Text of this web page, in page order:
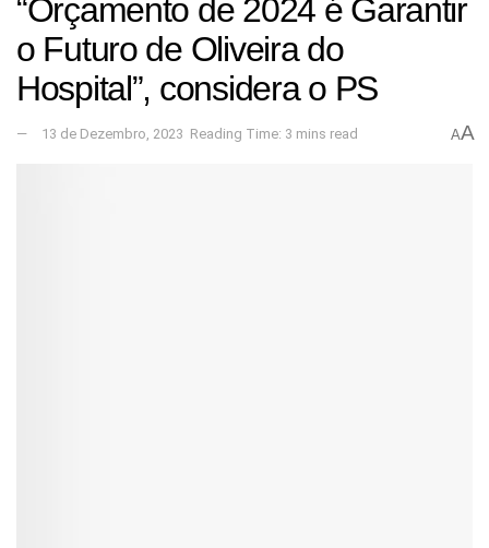
“Orçamento de 2024 é Garantir
o Futuro de Oliveira do
Hospital”, considera o PS
13 de Dezembro, 2023 Reading Time: 3 mins read AA